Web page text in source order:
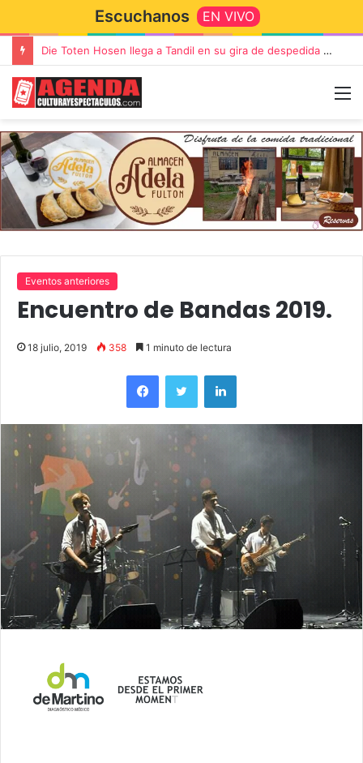
Escuchanos EN VIVO
Die Toten Hosen llega a Tandil en su gira de despedida «Fútbol, Asado, Vino y Adiós Amigos»
Eventos anteriores
Encuentro de Bandas 2019.
18 julio, 2019 358 1 minuto de lectura